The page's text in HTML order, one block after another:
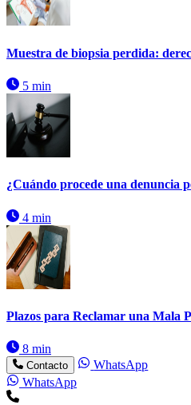
Muestra de biopsia perdida:
5 min
¿Cuándo procede una denuncia
4 min
Plazos para Reclamar una Mala
8 min
Contacto
WhatsApp
WhatsApp